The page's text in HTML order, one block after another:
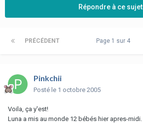
Répondre à ce sujet
PRÉCÉDENT Page 1 sur 4
Pinkchii
Posté le 1 octobre 2005
Voila, ça y'est!
Luna a mis au monde 12 bébés hier apres-midi.